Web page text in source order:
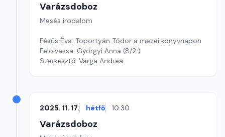
Varázsdoboz
Mesés irodalom
Fésűs Éva: Toportyán Tódor a mezei könyvnapon
Felolvassa: Györgyi Anna (8/2.)
Szerkesztő: Varga Andrea
2025. 11. 17. hétfő 10:30
Varázsdoboz